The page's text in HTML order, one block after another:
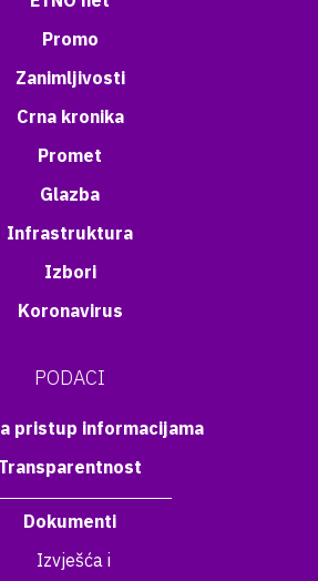
Promo
Zanimljivosti
Crna kronika
Promet
Glazba
Infrastruktura
Izbori
Koronavirus
PODACI
pristup informacijama
Transparentnost
Dokumenti
Izvješća i